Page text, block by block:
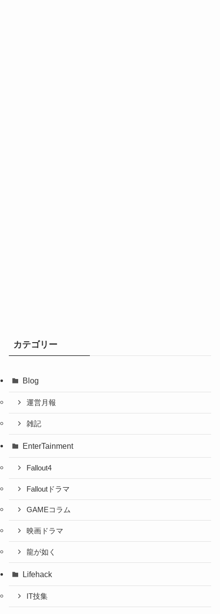
カテゴリー
Blog
運営月報
雑記
EnterTainment
Fallout4
Falloutドラマ
GAMEコラム
映画ドラマ
龍が如く
Lifehack
IT技集